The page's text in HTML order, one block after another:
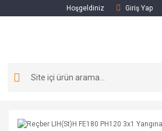
Hoşgeldiniz Giriş Yap